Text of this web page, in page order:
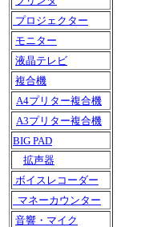
プロジェクター
モニター
液晶テレビ
複合機
A4プリター複合機
A3プリター複合機
BIG PAD
拡声器
ボイスレコーダー
マネーカウンター
音響・マイク